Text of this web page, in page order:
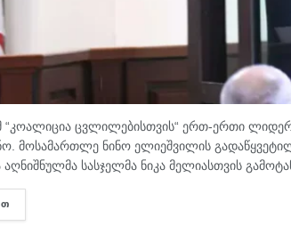
ცვლილებისთვის“ ერთ-ერთი
მოსამართლე ნინო ელიეშვილის
აღნიშნულმა სასჯელმა ნიკა მელიასთვის